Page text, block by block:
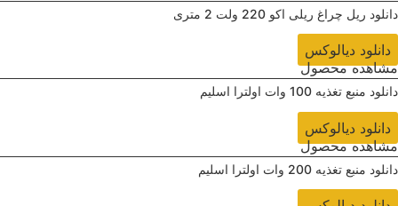
دانلود ‌ریل چراغ ریلی اکو 220 ولت 2 متری
دانلود دیالوکس
مشاهده محصول
دانلود ‌منبع تغذیه 100 وات اولترا اسلیم
دانلود دیالوکس
مشاهده محصول
دانلود ‌منبع تغذیه 200 وات اولترا اسلیم